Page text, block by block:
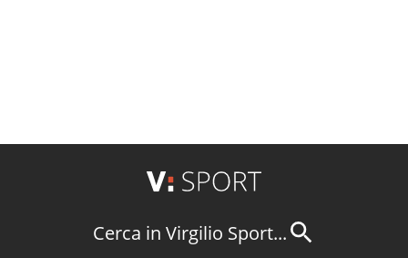
Cerca in Virgilio Sport...